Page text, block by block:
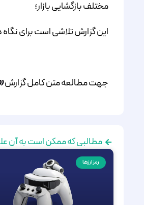
مختلف بازگشایی بازار؛
این گزارش تلاشی است برای نگاه
جهت مطالعه متن کامل گزارش
مطالبی که ممکن است به آن
رمز ارزها